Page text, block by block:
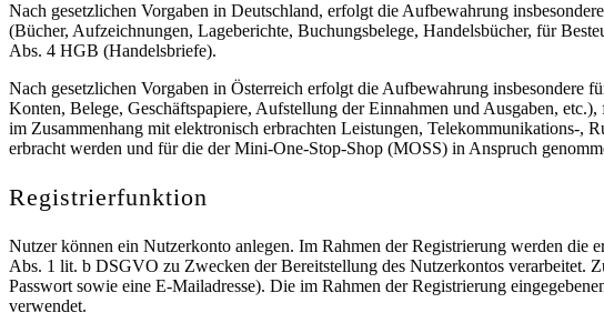
Nach gesetzlichen Vorgaben in Deutschland, erfolgt die Aufbewahrung
(Bücher, Aufzeichnungen, Lageberichte, Buchungsbelege, Handelsbücher, für
Abs. 4 HGB (Handelsbriefe).
Nach gesetzlichen Vorgaben in Österreich erfolgt die Aufbewahrung insbesondere
Konten, Belege, Geschäftspapiere, Aufstellung der Einnahmen und Ausgaben,
im Zusammenhang mit elektronisch erbrachten Leistungen, Telekommunikations-,
erbracht werden und für die der Mini-One-Stop-Shop (MOSS) in Anspruch
Registrierfunktion
Nutzer können ein Nutzerkonto anlegen. Im Rahmen der Registrierung werden
Abs. 1 lit. b DSGVO zu Zwecken der Bereitstellung des Nutzerkontos verarbeitet.
Passwort sowie eine E-Mailadresse). Die im Rahmen der Registrierung
verwendet.